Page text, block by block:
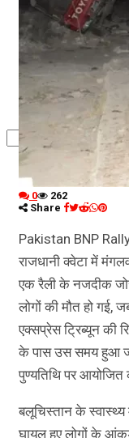
कृषि
धर्म
विज्ञान
0
262
Share
Pakistan BNP
राजधानी क्वेटा में
एक रैली के नजदीक
लोगों की मौत हो गई,
एक्सप्रेस ट्रिब्यून की
के पास उस समय हुआ
पुण्यतिथि पर
बलूचिस्तान के
घायल हुए लोगों के